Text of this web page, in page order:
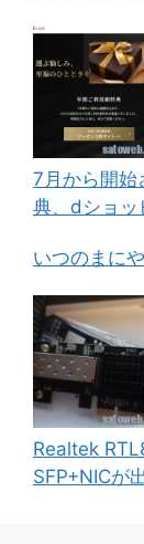
7月から開
典、dショッ
いつのまに
Realtek
SFP+NICが